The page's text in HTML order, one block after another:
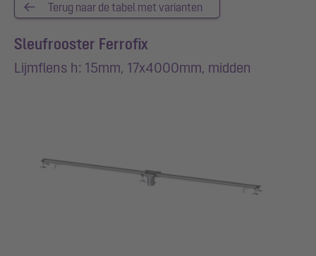
Terug naar de tabel met varianten
Sleufrooster Ferrofix
Lijmflens h: 15mm, 17x4000mm, midden